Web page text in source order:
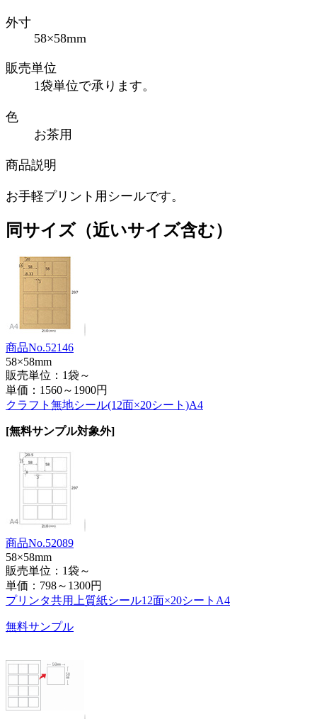
外寸
58×58mm
販売単位
1袋単位で承ります。
色
お茶用
商品説明
お手軽プリント用シールです。
同サイズ（近いサイズ含む）
商品No.52146
58×58mm
販売単位：1袋～
単価： 1560～1900円
クラフト無地シール(12面×20シート)A4
[無料サンプル対象外]
商品No.52089
58×58mm
販売単位：1袋～
単価： 798～1300円
プリンタ共用上質紙シール12面×20シートA4
無料サンプル